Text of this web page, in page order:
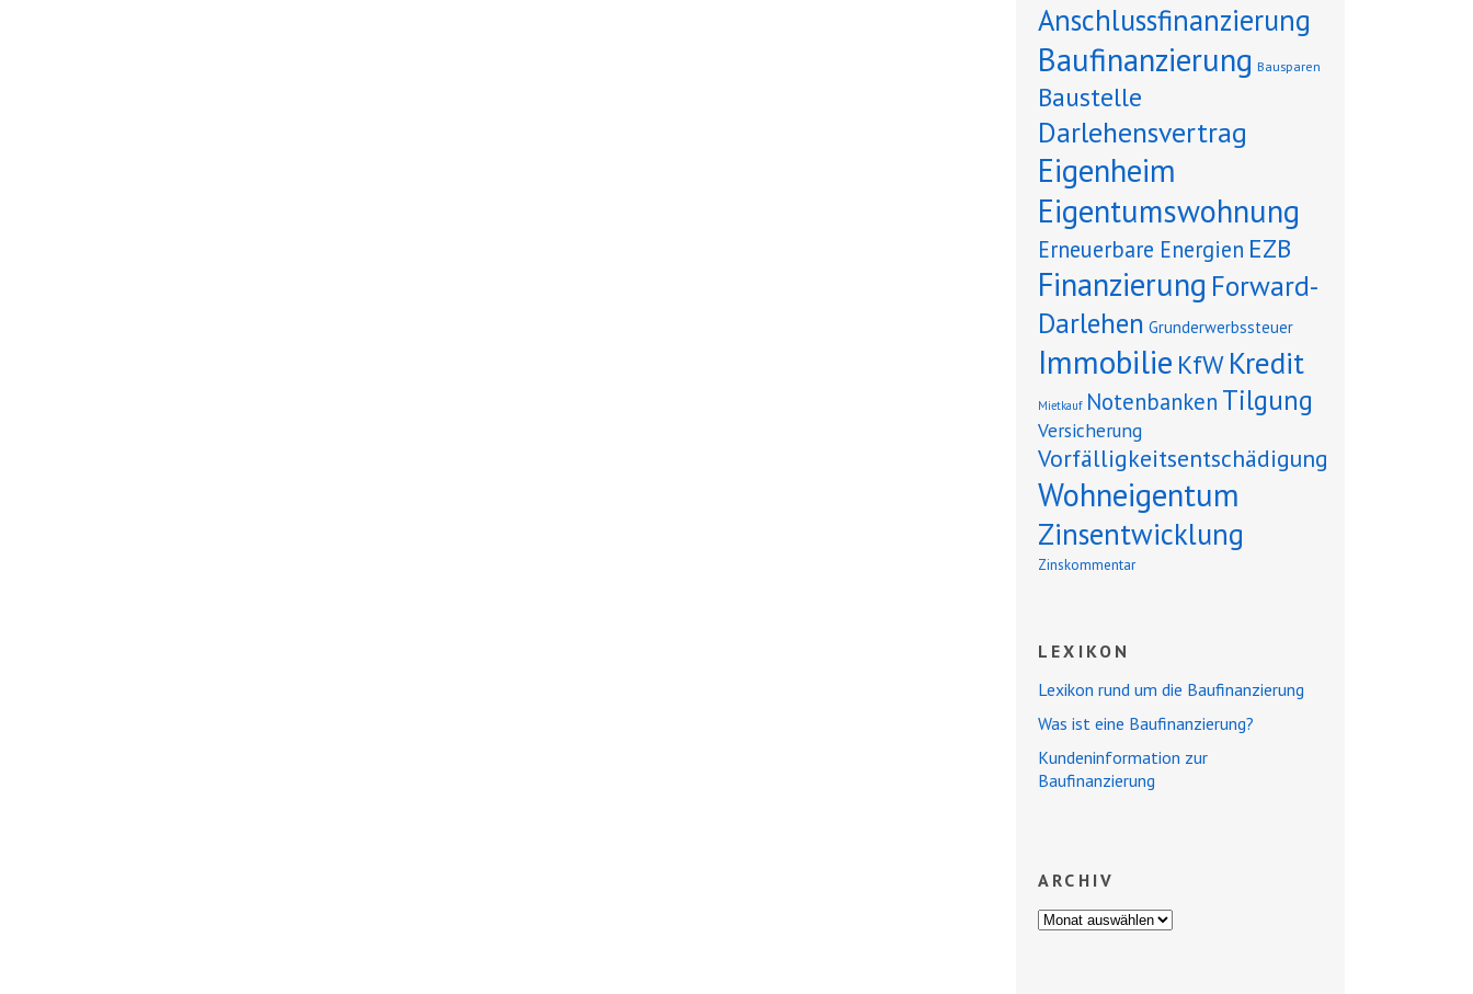
Anschlussfinanzierung
Baufinanzierung Bausparen
Baustelle
Darlehensvertrag
Eigenheim
Eigentumswohnung
Erneuerbare Energien EZB
Finanzierung Forward-
Darlehen Grunderwerbssteuer
Immobilie KfWKredit
Mietkauf Notenbanken Tilgung
Versicherung
Vorfälligkeitsentschädigung
Wohneigentum
Zinsentwicklung
Zinskommentar
LEXIKON
Lexikon rund um die Baufinanzierung
Was ist eine Baufinanzierung?
Kundeninformation zur
Baufinanzierung
ARCHIV